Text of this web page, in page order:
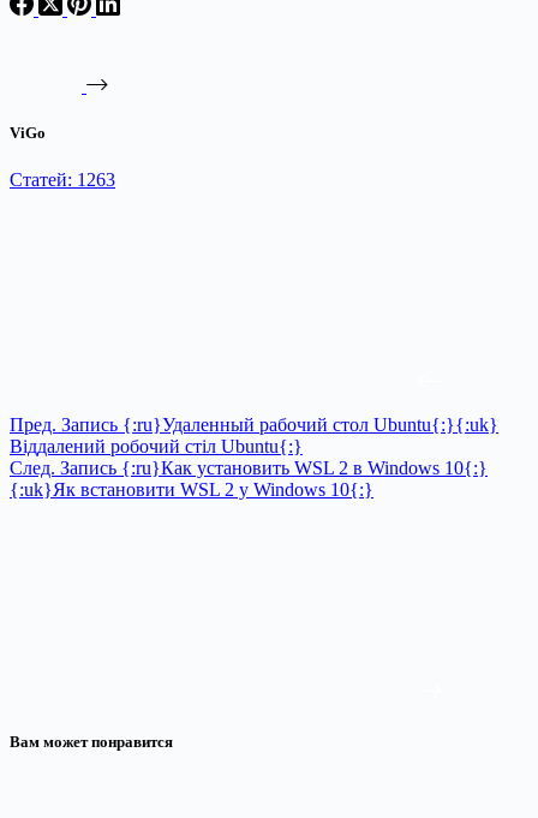
ViGo
Статей: 1263
Пред. Запись {:ru}Удаленный рабочий стол Ubuntu{:}{:uk}
Віддалений робочий стіл Ubuntu{:}
След. Запись {:ru}Как установить WSL 2 в Windows 10{:}
{:uk}Як встановити WSL 2 у Windows 10{:}
Вам может понравится